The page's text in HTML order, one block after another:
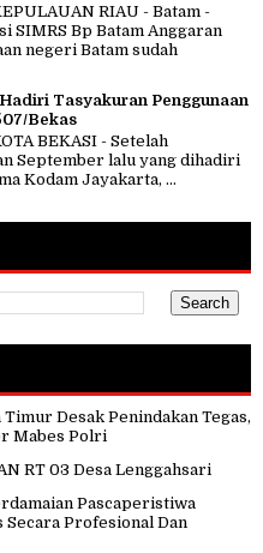
RIAU - Batam -
SIMRS Bp Batam Anggaran
negeri Batam sudah
Tasyakuran Penggunaan
Bekas
BEKASI - Setelah
September lalu yang dihadiri
Kodam Jayakarta, ...
Desak Penindakan Tegas,
Mabes Polri
RT 03 Desa Lenggahsari
Pascaperistiwa
Profesional Dan